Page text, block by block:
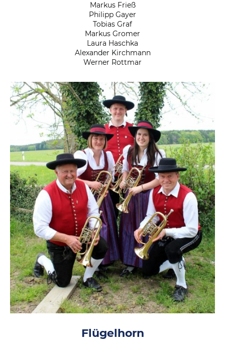
Markus Frieß
Philipp Gayer
Tobias Graf
Markus Gromer
Laura Haschka
Alexander Kirchmann
Werner Rottmar
Flügelhorn